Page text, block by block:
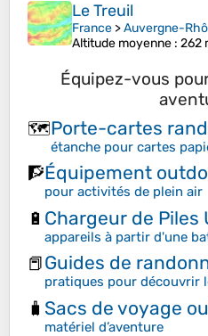
Le Treuil
France >Auvergne-
Altitude moyenne : 262
Équipez-vous
🗺️Porte-cartes
étanche pour cartes
🧗Équipement
pour activités de plein air
🔋 Chargeur de Piles
appareils à partir d'une
📕Guides de
pratiques pour découvrir
🧳 Sacs de voyage
matériel d’aventure